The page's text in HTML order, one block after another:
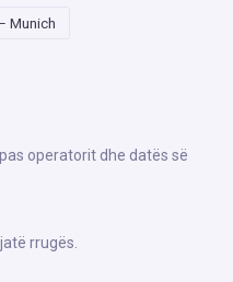
Munich
operatorit dhe datës së
rrugës.